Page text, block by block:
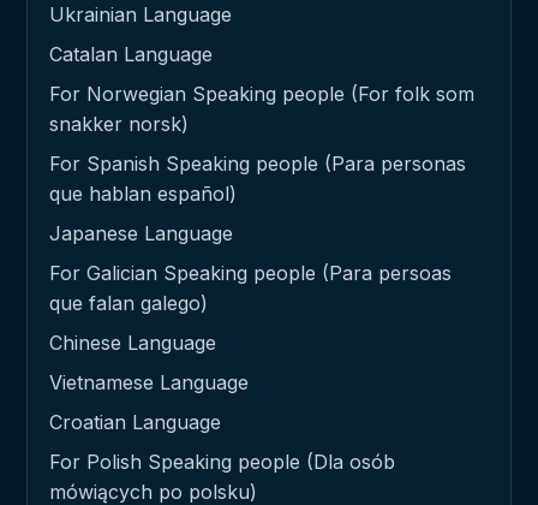
Ukrainian Language
Catalan Language
For Norwegian Speaking people (For folk som
snakker norsk)
For Spanish Speaking people (Para personas
que hablan español)
Japanese Language
For Galician Speaking people (Para persoas
que falan galego)
Chinese Language
Vietnamese Language
Croatian Language
For Polish Speaking people (Dla osób
mówiących po polsku)